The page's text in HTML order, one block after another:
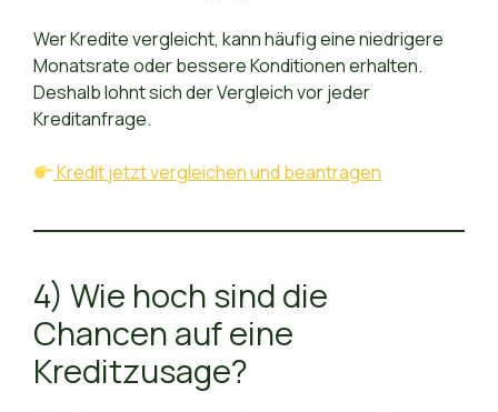
Wer Kredite vergleicht, kann häufig eine niedrigere
Monatsrate oder bessere Konditionen erhalten.
Deshalb lohnt sich der Vergleich vor jeder
Kreditanfrage.
Kredit jetzt vergleichen und beantragen
4) Wie hoch sind die
Chancen auf eine
Kreditzusage?